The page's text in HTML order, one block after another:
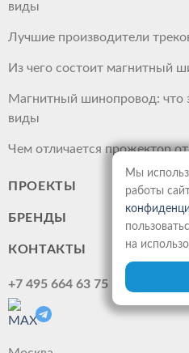
виды
Лучшие производители
Из чего состоит магнитный
Магнитный шинопровод: что
виды
Чем отличается прожектор
ПРОЕКТЫ
БРЕНДЫ
КОНТАКТЫ
+7 495 664 63 75
Мы
работы
на